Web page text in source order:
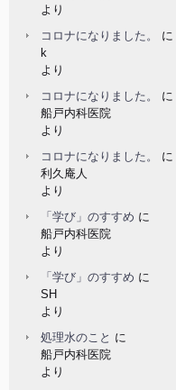
より
コロナになりました。
に
k
より
コロナになりました。
に
船戸内科医院
より
コロナになりました。
に
利久庵人
より
「学び」のすすめ に
船戸内科医院
より
「学び」のすすめ に
SH
より
処理水のこと に
船戸内科医院
より